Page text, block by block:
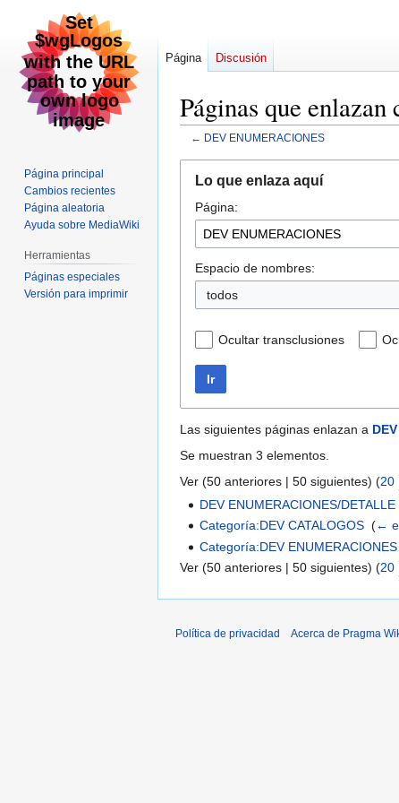
Páginas que
← DEV ENUMERACIONES
navegación
búsqueda
Lo que enlaza aquí
Página:
Espacio de nombres:
todos
Ocultar transclusiones
Ir
Las siguientes páginas enlazan a
Se muestran 3 elementos.
Ver (50 anteriores | 50 siguientes) (20
DEV ENUMERACIONES/DETALLE
Categoría:DEV CATALOGOS ‎(←
Categoría:DEV ENUMERACIONES
Ver (50 anteriores | 50 siguientes) (20
Página Discusión
Página principal
Cambios recientes
Página aleatoria
Ayuda sobre MediaWiki
Herramientas
Páginas especiales
Versión para imprimir
Política de privacidad Acerca de Pragma